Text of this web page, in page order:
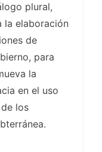
plural,
elaboración
de
para
la
en el uso
los